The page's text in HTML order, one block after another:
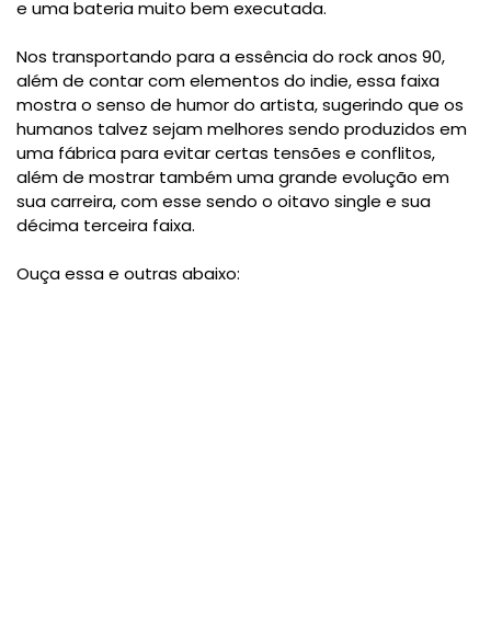
e uma bateria muito bem executada.
Nos transportando para a essência do rock anos 90,
além de contar com elementos do indie, essa faixa
mostra o senso de humor do artista, sugerindo que os
humanos talvez sejam melhores sendo produzidos em
uma fábrica para evitar certas tensões e conflitos,
além de mostrar também uma grande evolução em
sua carreira, com esse sendo o oitavo single e sua
décima terceira faixa.
Ouça essa e outras abaixo: